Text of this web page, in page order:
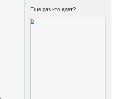
Еще раз кто едет?
0